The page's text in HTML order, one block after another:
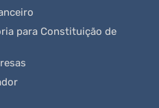
para Constituição de